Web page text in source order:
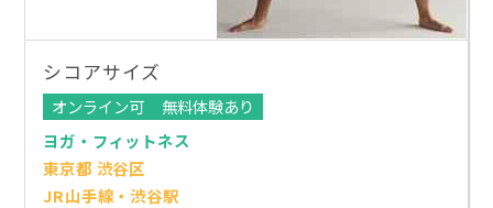
シコアサイズ
オンライン可
無料体験あり
ヨガ・フィットネス
東京都 渋谷区
JR山手線・渋谷駅